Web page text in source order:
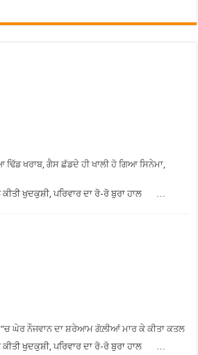
ਖਰਾਬ, ਗੈਸ ਛੱਡਦੇ ਹੀ ਖਾਲੀ ਹੋ ਗਿਆ ਸਿਨੇਮਾ,
ਕੀਤੀ ਖੁਦਕੁਸ਼ੀ, ਪਰਿਵਾਰ ਦਾ ਰੋ-ਰੋ ਬੁਰਾ ਹਾਲ …
”ਚ ਘੇਰ ਨੌਜਵਾਨ ਦਾ ਸ਼ਰੇਆਮ ਗੋਲ਼ੀਆਂ ਮਾਰ ਕੇ ਕੀਤਾ ਕਤਲ
ਕੀਤੀ ਖੁਦਕੁਸ਼ੀ, ਪਰਿਵਾਰ ਦਾ ਰੋ-ਰੋ ਬੁਰਾ ਹਾਲ …